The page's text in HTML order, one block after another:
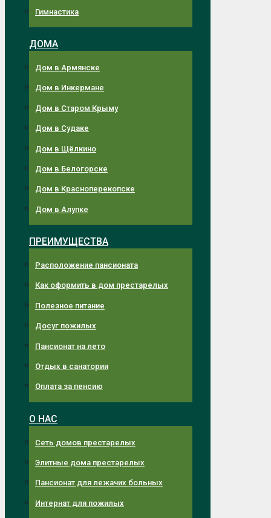
Гимнастика
ДОМА
Дом в Армянске
Дом в Инкермане
Дом в Старом Крыму
Дом в Судаке
Дом в Щёлкино
Дом в Белогорске
Дом в Красноперекопске
Дом в Алупке
ПРЕИМУЩЕСТВА
Расположение пансионата
Как оформить в дом престарелых
Полезное питание
Досуг пожилых
Пансионат на лето
Отдых в санатории
Оплата за пенсию
О НАС
Сеть домов престарелых
Элитные дома престарелых
Пансионат для лежачих больных
Интернат для пожилых